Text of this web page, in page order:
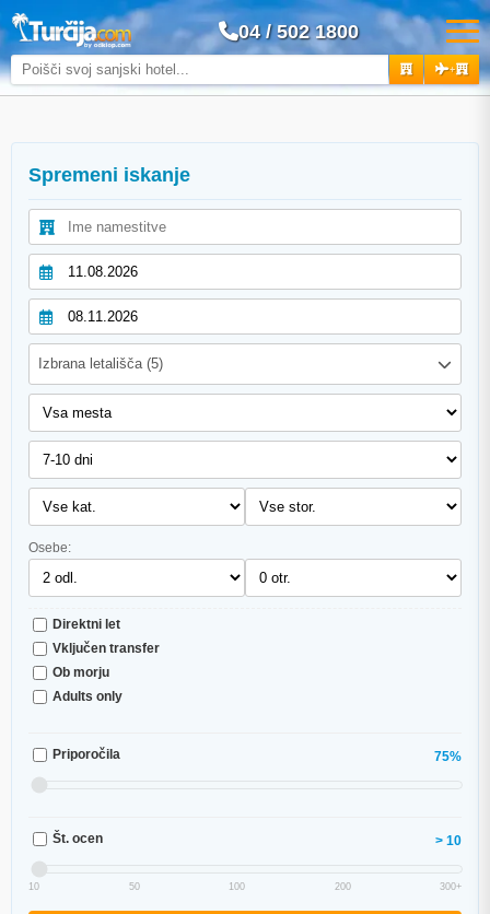
04 / 502 1800
+
Spremeni iskanje
Izbrana letališča (5)
Osebe:
Direktni let
Vključen transfer
Ob morju
Adults only
Priporočila 75%
Št. ocen > 10
10 50 100 200 300+